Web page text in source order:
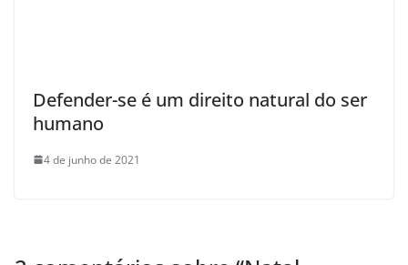
Defender-se é um direito natural do ser
humano
4 de junho de 2021